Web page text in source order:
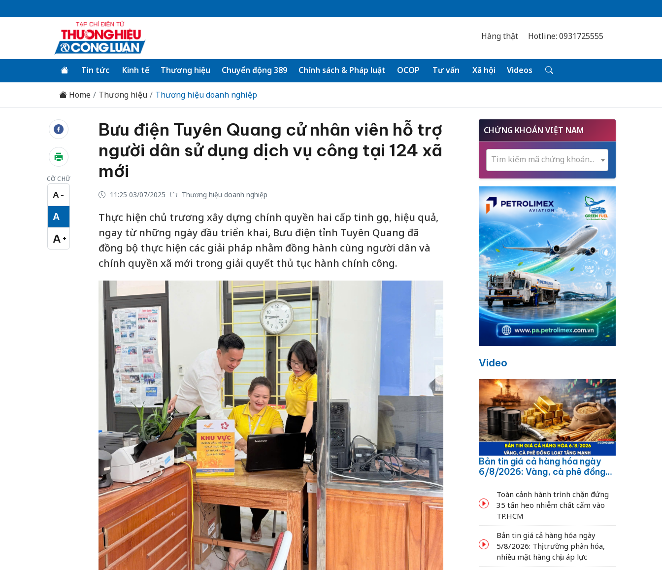
Hàng thật Hotline: 0931725555
Tin tức Kinh tế Thương hiệu Chuyển động 389 Chính sách & Pháp luật OCOP Tư vấn Xã hội Videos
Home Thương hiệu Thương hiệu doanh nghiệp
CỠ CHỮ
A −
Cỡ chữ nhỏ
A
Cỡ chữ vừa
A +
Cỡ chữ lớn
Bưu điện Tuyên Quang cử nhân viên hỗ trợ
người dân sử dụng dịch vụ công tại 124 xã
mới
11:25 03/07/2025 Thương hiệu doanh nghiệp
Thực hiện chủ trương xây dựng chính quyền hai cấp tinh gọn, hiệu quả,
ngay từ những ngày đầu triển khai, Bưu điện tỉnh Tuyên Quang đã
đồng bộ thực hiện các giải pháp nhằm đồng hành cùng người dân và
chính quyền xã mới trong giải quyết thủ tục hành chính công.
CHỨNG KHOÁN VIỆT NAM
Tìm kiếm mã chứng khoán...
Video
Bản tin giá cả hàng hóa ngày
6/8/2026: Vàng, cà phê đồng
Toàn cảnh hành trình chặn đứng
35 tấn heo nhiễm chất cấm vào
TP.HCM
Bản tin giá cả hàng hóa ngày
5/8/2026: Thị trường phân hóa,
nhiều mặt hàng chịu áp lực